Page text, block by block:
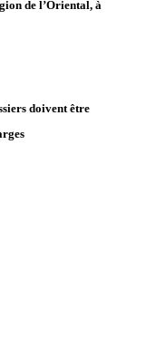
de l’Oriental, à
doivent être